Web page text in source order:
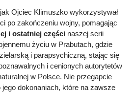
Ojciec Klimuszko wykorzystywał
po zakończeniu wojny, pomagając
i ostatniej części naszej serii
życiu w Prabutach, gdzie
i parapsychiczną, stając się
i cenionych autorytetów
w Polsce. Nie przegapcie
dokonaniach, które na zawsze